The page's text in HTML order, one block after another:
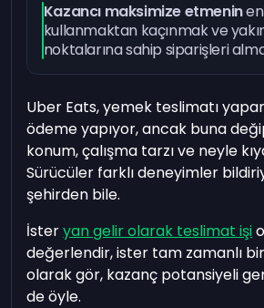
Kazancı maksimize etmeninen
kullanmaktan kaçınmak ve
noktalarına sahip siparişleri
Uber Eats, yemek teslimatı
ödeme yapıyor, ancak buna
konum, çalışma tarzı ve neyle
Sürücüler farklı deneyimler
şehirden bile.
İsteryan gelir olarak teslimat işi
değerlendir, ister tam zamanlı
olarak gör, kazanç potansiyeli
de öyle.